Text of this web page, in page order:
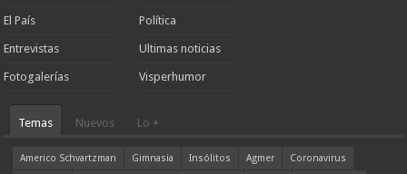
El País
Entrevistas
Fotogalerías
Política
Ultimas noticias
Visperhumor
Temas Nuevos Lo +
Americo Schvartzman Gimnasia Insólitos Agmer
Coronavirus